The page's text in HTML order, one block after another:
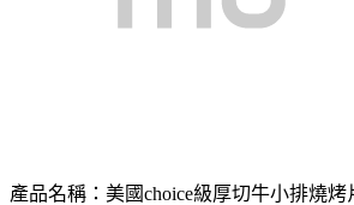
產品名稱：美國choice級厚切牛小排燒